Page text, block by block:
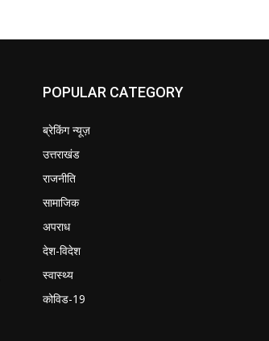
POPULAR CATEGORY
ब्रेकिंग न्यूज़
उत्तराखंड
राजनीति
सामाजिक
अपराध
देश-विदेश
स्वास्थ्य
कोविड-19